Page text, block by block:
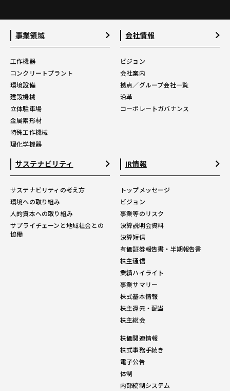
事業領域
工作機器
コンクリートプラント
環境設備
建設機械
立体駐車場
金属素形材
特殊工作機械
理化学機器
会社情報
ビジョン
会社案内
拠点／グループ会社一覧
沿革
コーポレートガバナンス
サステナビリティ
サステナビリティの考え方
環境への取り組み
人的資本への取り組み
サプライチェーンと地域社会との
協働
IR情報
トップメッセージ
ビジョン
事業等のリスク
決算説明会資料
決算短信
有価証券報告書・半期報告書
株主通信
業績ハイライト
事業サマリー
株式基本情報
株主還元・配当
株主総会
株価関連情報
株式事務手続き
電子公告
体制
内部統制システム